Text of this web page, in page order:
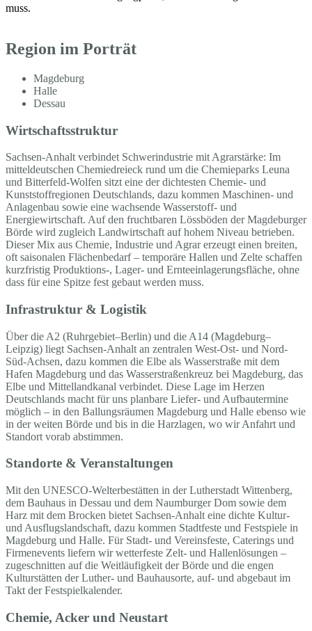
muss.
Region im Porträt
Magdeburg
Halle
Dessau
Wirtschaftsstruktur
Sachsen-Anhalt verbindet Schwerindustrie mit Agrarstärke: Im
mitteldeutschen Chemiedreieck rund um die Chemieparks Leuna
und Bitterfeld-Wolfen sitzt eine der dichtesten Chemie- und
Kunststoffregionen Deutschlands, dazu kommen Maschinen- und
Anlagenbau sowie eine wachsende Wasserstoff- und
Energiewirtschaft. Auf den fruchtbaren Lössböden der Magdeburger
Börde wird zugleich Landwirtschaft auf hohem Niveau betrieben.
Dieser Mix aus Chemie, Industrie und Agrar erzeugt einen breiten,
oft saisonalen Flächenbedarf – temporäre Hallen und Zelte schaffen
kurzfristig Produktions-, Lager- und Ernteeinlagerungsfläche, ohne
dass für eine Spitze fest gebaut werden muss.
Infrastruktur & Logistik
Über die A2 (Ruhrgebiet–Berlin) und die A14 (Magdeburg–
Leipzig) liegt Sachsen-Anhalt an zentralen West-Ost- und Nord-
Süd-Achsen, dazu kommen die Elbe als Wasserstraße mit dem
Hafen Magdeburg und das Wasserstraßenkreuz bei Magdeburg, das
Elbe und Mittellandkanal verbindet. Diese Lage im Herzen
Deutschlands macht für uns planbare Liefer- und Aufbautermine
möglich – in den Ballungsräumen Magdeburg und Halle ebenso wie
in der weiten Börde und bis in die Harzlagen, wo wir Anfahrt und
Standort vorab abstimmen.
Standorte & Veranstaltungen
Mit den UNESCO-Welterbestätten in der Lutherstadt Wittenberg,
dem Bauhaus in Dessau und dem Naumburger Dom sowie dem
Harz mit dem Brocken bietet Sachsen-Anhalt eine dichte Kultur-
und Ausflugslandschaft, dazu kommen Stadtfeste und Festspiele in
Magdeburg und Halle. Für Stadt- und Vereinsfeste, Caterings und
Firmenevents liefern wir wetterfeste Zelt- und Hallenlösungen –
zugeschnitten auf die Weitläufigkeit der Börde und die engen
Kulturstätten der Luther- und Bauhausorte, auf- und abgebaut im
Takt der Festspielkalender.
Chemie, Acker und Neustart